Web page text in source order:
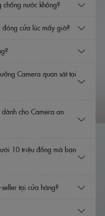
nước không?
cửa lúc mấy giờ?
Camera quan sát tại
cho Camera an
10 triệu đồng mà bạn
tại cửa hàng?